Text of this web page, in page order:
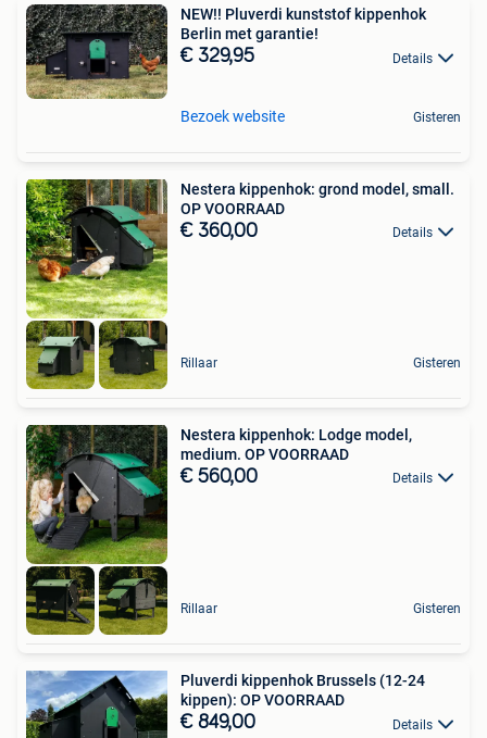
NEW!! Pluverdi kunststof kippenhok
Berlin met garantie!
€ 329,95 Details
Bezoek website Gisteren
Nestera kippenhok: grond model, small.
OP VOORRAAD
€ 360,00 Details
Rillaar Gisteren
Nestera kippenhok: Lodge model,
medium. OP VOORRAAD
€ 560,00 Details
Rillaar Gisteren
Pluverdi kippenhok Brussels (12-24
kippen): OP VOORRAAD
€ 849,00 Details